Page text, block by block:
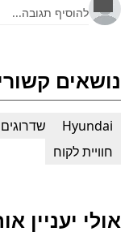
נושאים
Hyundai שדרוגים
חוויית לקוח
אולי יעניין